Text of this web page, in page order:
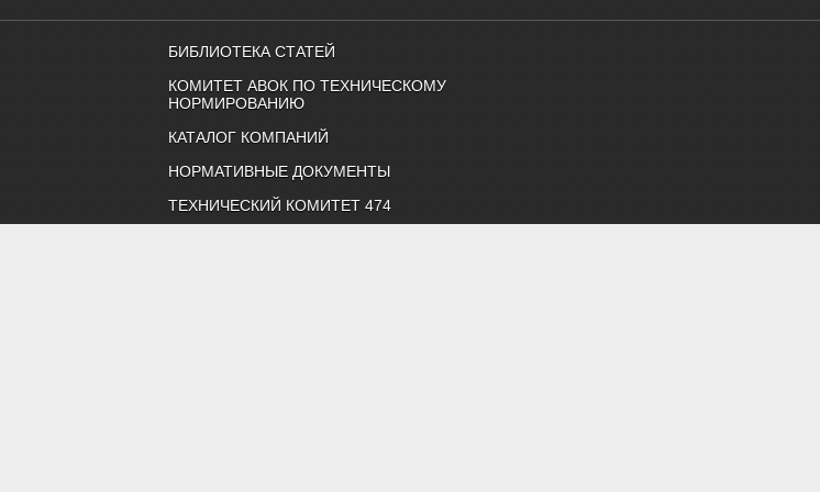
БИБЛИОТЕКА СТАТЕЙ
КОМИТЕТ АВОК ПО ТЕХНИЧЕСКОМУ
НОРМИРОВАНИЮ
КАТАЛОГ КОМПАНИЙ
НОРМАТИВНЫЕ ДОКУМЕНТЫ
ТЕХНИЧЕСКИЙ КОМИТЕТ 474